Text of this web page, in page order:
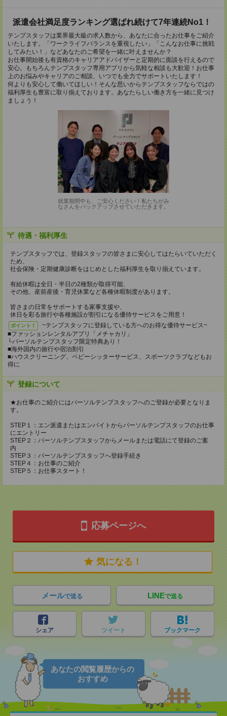
派遣会社満足度ランキング選ばれ続けて7年連続No1！
テンプスタッフは業界最大級の求人数から、あなたに合ったお仕事をご紹介
いたします。「ワークライフバランスを重視したい」「こんなお仕事に挑戦
してみたい！」などあなたのご希望を一緒に叶えませんか？
お仕事開始後も有資格のキャリアアドバイザーと定期的に面談を行えるので
安心。もちろんテンプスタッフ専用アプリから気軽な相談も大歓迎！お仕事
上のお悩みやキャリアのご相談、いつでも全力でサポートいたします！
何よりも安心して働いてほしい！そんな思いからテンプスタッフならではの
福利厚生も豊富に取り揃えております。あなたらしい働き方を一緒に見つけ
ましょう！
就業期間中も、ご安心ください！私たちがみ
なさんをバックアップさせていただきます。
待遇・福利厚生
テンプスタッフでは、登録スタッフの皆さまに安心してはたらいていただく
ため、
社会保険・定期健康診断をはじめとした福利厚生を取り揃えています。
有給休暇は全日・半日の2種類が取得可能、
その他、産前産後・育児休業など各種休暇制度があります。
皆さまの日常をサポートする家事支援や、
休日を彩る旅行や各種施設が割引になる優待サービスをご用意！
ポイント！
~テンプスタッフに登録している方へのお得な優待サービス~
■ファッションレンタルアプリ「メチャカリ」
└パーソルテンプスタッフ限定特典あり！
■海外国内の旅行や宿泊割引
■ハウスクリーニング、ベビーシッターサービス、スポーツクラブなどもお
得に
登録について
★お仕事のご紹介にはパーソルテンプスタッフへのご登録が必要となりま
す。
STEP１：エン派遣またはエンバイトからパーソルテンプスタッフのお仕事
にエントリー
STEP２：パーソルテンプスタッフからメールまたは電話にて登録のご案
内
STEP３：パーソルテンプスタッフへ登録手続き
STEP４：お仕事のご紹介
STEP５：お仕事スタート！
応募ページへ
気になる！
メールで送る LINEで送る
シェア ツイート ブックマーク
あなたの閲覧履歴からの
おすすめ